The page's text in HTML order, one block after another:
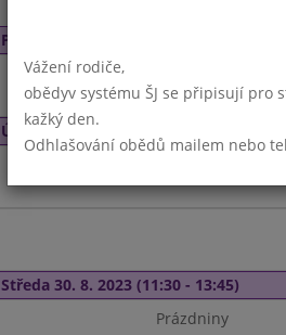
Pondělí 28. 8. 2023 (11:30 - 13:45)
Úterý 29. 8. 2023 (11:30 - 13:45)
Středa 30. 8. 2023 (11:30 - 13:45)
Prázdniny
Vážení rodiče,
obědyv systému ŠJ se připisují pro
kažký den.
Odhlašování obědů mailem nebo